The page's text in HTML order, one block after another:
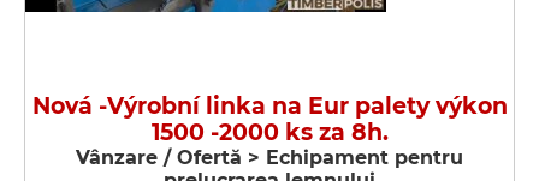
Nová -Výrobní linka na Eur palety výkon
1500 -2000 ks za 8h.
Vânzare / Ofertă > Echipament pentru